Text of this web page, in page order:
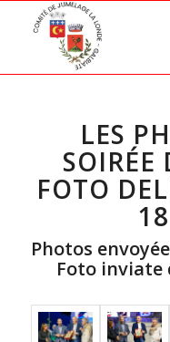
LES
SOIRÉE
FOTO
Photos
Foto